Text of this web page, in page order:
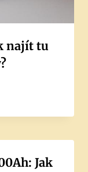
najít tu
Jak